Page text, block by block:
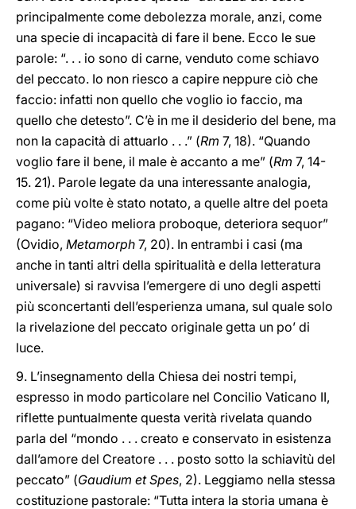
principalmente come debolezza morale, anzi, come
una specie di incapacità di fare il bene. Ecco le sue
parole: “. . . io sono di carne, venduto come schiavo
del peccato. Io non riesco a capire neppure ciò che
faccio: infatti non quello che voglio io faccio, ma
quello che detesto”. C’è in me il desiderio del bene, ma
non la capacità di attuarlo . . .” (Rm 7, 18). “Quando
voglio fare il bene, il male è accanto a me” (Rm 7, 14-
15. 21). Parole legate da una interessante analogia,
come più volte è stato notato, a quelle altre del poeta
pagano: “Video meliora proboque, deteriora sequor”
(Ovidio, Metamorph 7, 20). In entrambi i casi (ma
anche in tanti altri della spiritualità e della letteratura
universale) si ravvisa l’emergere di uno degli aspetti
più sconcertanti dell’esperienza umana, sul quale solo
la rivelazione del peccato originale getta un po’ di
luce.
9. L’insegnamento della Chiesa dei nostri tempi,
espresso in modo particolare nel Concilio Vaticano II,
riflette puntualmente questa verità rivelata quando
parla del “mondo . . . creato e conservato in esistenza
dall’amore del Creatore . . . posto sotto la schiavitù del
peccato” (Gaudium et Spes, 2). Leggiamo nella stessa
costituzione pastorale: “Tutta intera la storia umana è